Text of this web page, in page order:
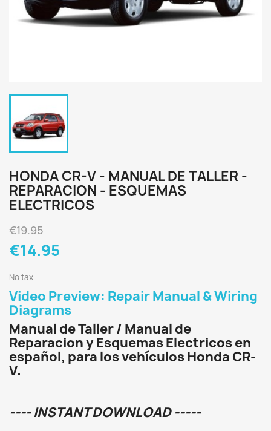
HONDA CR-V - MANUAL DE TALLER -
REPARACION - ESQUEMAS
ELECTRICOS
€19.95
€14.95
No tax
Video Preview: Repair Manual & Wiring
Diagrams
Manual de Taller / Manual de
Reparacion y Esquemas Electricos en
español, para los vehículos Honda CR-
V.
---- INSTANT DOWNLOAD -----